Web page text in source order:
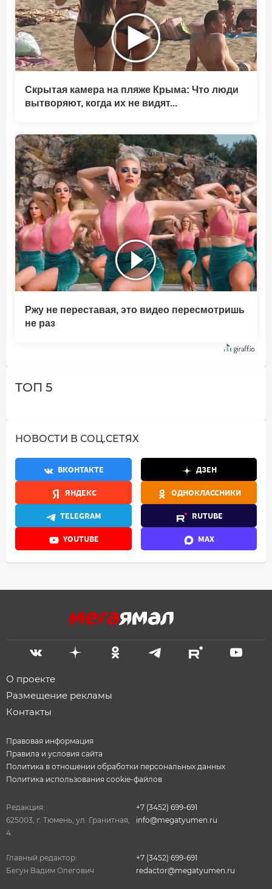
Скрытая камера на пляже Крыма: Что люди
вытворяют, когда их не видят...
Ржу не переставая, это видео пересмотришь
не раз
ТОП 5
НОВОСТИ В СОЦ.СЕТЯХ
ВКОНТАКТЕ ДЗЕН
ЯНДЕКС ОДНОКЛАССНИКИ
TELEGRAM RUTUBE
YOUTUBE MAX
О проекте
Размещение рекламы
Контакты
Правовая информация
Правила и условия сайта
Политика в отношении обработки персональных данных
Политика использования cookie-файлов
Редакция:
625003, г. Тюмень, ул. Гранитная,
4.
+7 (3452) 699-691
info@megatyumen.ru
Главный редактор:
Бегун Вадим Олегович
+7 (3452) 699-691
redactor@megatyumen.ru